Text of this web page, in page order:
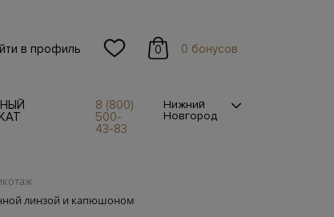
в профиль 0 0 бонусов
8 (800)
500-
43-83
Нижний
Новгород
линзой и капюшоном